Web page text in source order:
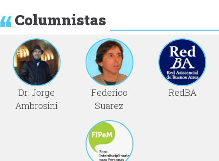
Columnistas
Dr. Jorge
Ambrosini
Federico
Suarez
RedBA